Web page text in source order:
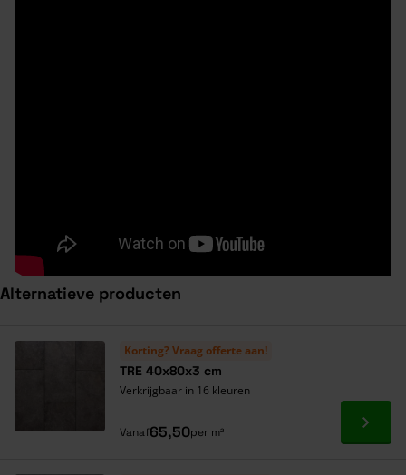
Alternatieve producten
Korting? Vraag offerte aan!
TRE 40x80x3 cm
Verkrijgbaar in 16 kleuren
Vanaf65,50per m² Ga